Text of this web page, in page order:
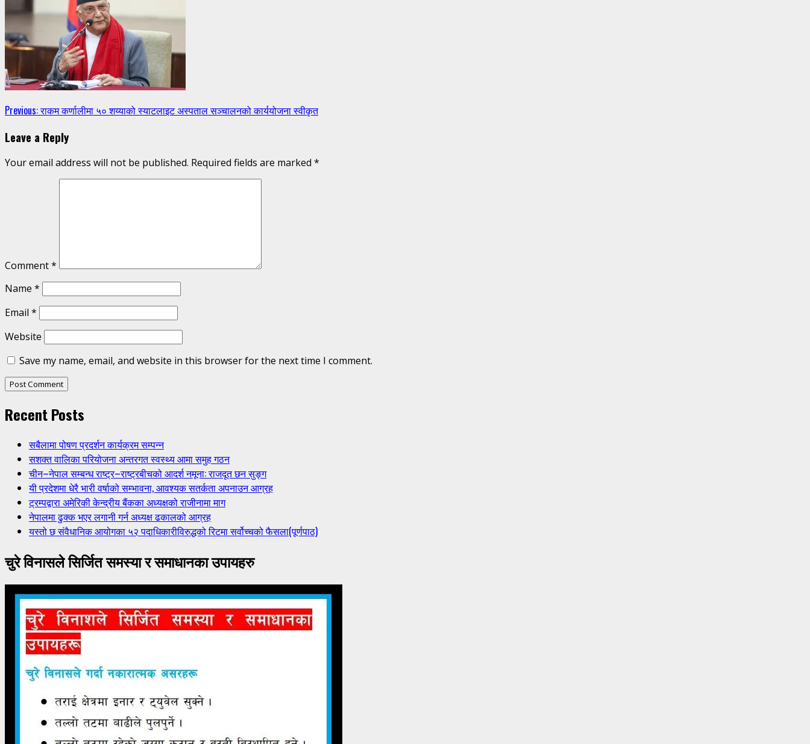
Continue
Reading
Previous:राकम कर्णालीमा ५० शय्याको स्याटलाइट अस्पताल सञ्चालनको कार्ययोजना स्वीकृत
Leave a Reply
Your email address will not be published. Required fields are marked *
Comment*
Name *
Email *
Website
Save my name, email, and website in this browser for the next time I comment.
Recent Posts
सबैलामा पोषण प्रदर्शन कार्यक्रम सम्पन्न
सशक्त वालिका परियोजना अन्तरगत स्वस्थ्य आमा समुह गठन
चीन–नेपाल सम्बन्ध राष्ट्र–राष्ट्रबीचको आदर्श नमूना: राजदूत छन सुङ्ग
यी प्रदेशमा धेरै भारी वर्षाको सम्भावना, आवश्यक सतर्कता अपनाउन आग्रह
ट्रम्पद्वारा अमेरिकी केन्द्रीय बैंकका अध्यक्षको राजीनामा माग
नेपालमा ढुक्क भएर लगानी गर्न अध्यक्ष ढकालको आग्रह
यस्तो छ संवैधानिक आयोगका ५२ पदाधिकारीविरुद्धको रिटमा सर्वोच्चको फैसला(पूर्णपाठ)
चुरे विनासले सिर्जित समस्या र समाधानका उपायहरु